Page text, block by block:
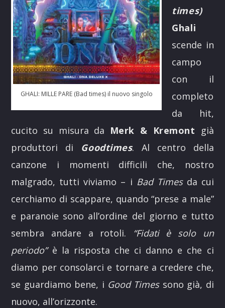
GHALI: MILLE PARE (Bad times) il nuovo singolo
times)
Ghali
scende in
campo
con il
completo
da hit,
cucito su misura da Merk & Kremont già
produttori di Goodtimes. Al centro della
canzone i momenti difficili che, nostro
malgrado, tutti viviamo – i Bad Timesda cui
cerchiamo di scappare, quando “prese a male”
e paranoie sono all’ordine del giorno e tutto
sembra andare a rotoli. “Fidati è solo un
periodo” è la risposta che ci danno e che ci
diamo per consolarci e tornare a credere che,
se guardiamo bene, i Good Timessono già, di
nuovo, all’orizzonte.